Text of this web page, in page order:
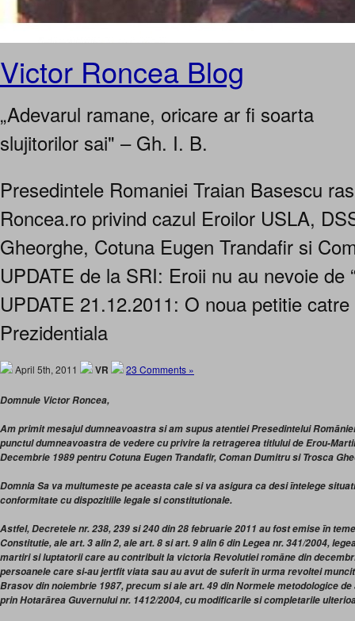
Victor Roncea Blog
„Adevarul ramane, oricare ar fi soarta
slujitorilor sai" – Gh. I. B.
Presedintele Romaniei Traian Basescu
Roncea.ro privind cazul Eroilor USLA,
Gheorghe, Cotuna Eugen Trandafir si
UPDATE de la SRI: Eroii nu au nevoie de
UPDATE 21.12.2011: O noua petitie
Prezidentiala
April 5th, 2011 VR 23 Comments »
Domnule Victor Roncea,
Am primit mesajul dumneavoastra si am supus atentiei Presedintelui
punctul dumneavoastra de vedere cu privire la retragerea titlului de Erou-
Decembrie 1989 pentru Cotuna Eugen Trandafir, Coman Dumitru si Trosca
Domnia Sa va multumeste pe aceasta cale si va asigura ca desi īntelege
conformitate cu dispozitiile legale si constitutionale.
Astfel, Decretele nr. 238, 239 si 240 din 28 februarie 2011 au fost emise īn
Constitutie, ale art. 3 alin 2, ale art. 8 si art. 9 alin 6 din Legea nr. 341/2004,
martiri si luptatorii care au contribuit la victoria Revolutiei romāne din
persoanele care si-au jertfit viata sau au avut de suferit īn urma revoltei
Brasov din noiembrie 1987, precum si ale art. 49 din Normele metodologice
prin Hotarārea Guvernului nr. 1412/2004, cu modificarile si completarile